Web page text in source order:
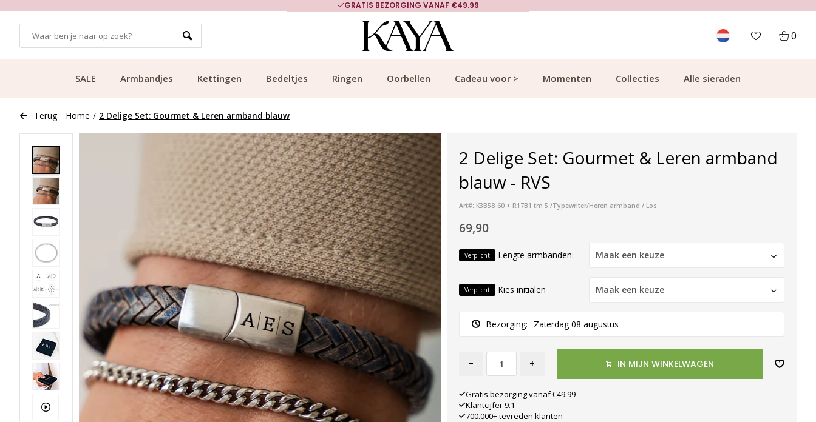
GRATIS BEZORGING VANAF €49.99
0
SALE Armbandjes Kettingen Bedeltjes Ringen Oorbellen Cadeau voor > Momenten Collecties Alle sieraden
Terug Home / 2 Delige Set: Gourmet & Leren armband blauw
2 Delige Set: Gourmet & Leren armband
blauw - RVS
Art#: K3B58-60 + R17B1 tm 5 /Typewriter/Heren armband / Los
69,90
Verplicht Lengte armbanden: Maak een keuze
Verplicht Kies initialen Maak een keuze
Bezorging: Zaterdag 08 augustus
- + IN MIJN WINKELWAGEN
Gratis bezorging vanaf €49.99
Klantcijfer 9.1
700.000+ tevreden klanten